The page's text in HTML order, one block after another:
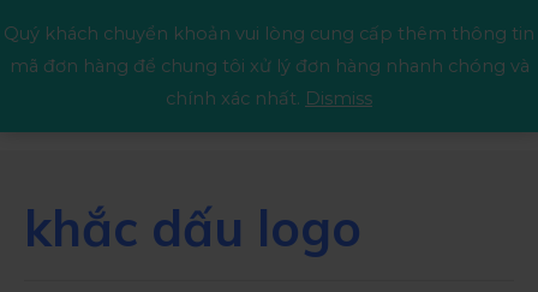
khắc dấu logo
Quý khách chuyển khoản vui lòng cung cấp thêm thông tin
mã đơn hàng để chung tôi xử lý đơn hàng nhanh chóng và
chính xác nhất. Dismiss